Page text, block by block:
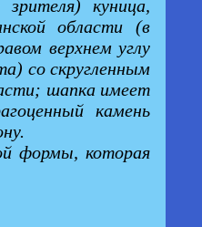
куница,
области (в
верхнем углу
со скругленным
шапка имеет
камень
формы, которая